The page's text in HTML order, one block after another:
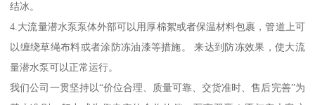
结冰。
4.大流量潜水泵泵体外部可以用厚棉絮或者保温材料包裹，管道上可
以缠绕草绳布料或者涂防冻油漆等措施。 来达到防冻效果，使大流
量潜水泵可以正常运行。
我们公司一贯坚持以“价位合理、质量可靠、交货准时、售后完善”为